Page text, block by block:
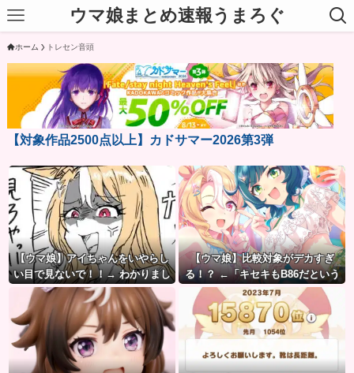
ウマ娘まとめ速報うまろぐ
ホーム トレセン音頭
【対象作品2500点以上】カドサマー2026第3弾
【ウマ娘】アイちゃんをいやらし
い目で見ないで！！→ わかりまし
た…
【ウマ娘】比較対象がデカすぎ
る！？ ←「キセキもB86だという
のにな…」